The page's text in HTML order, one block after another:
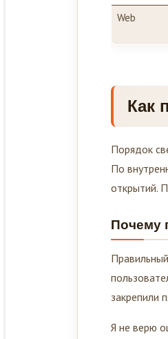
Web
Как
Порядок
По
открытий.
Почему
Я не верю